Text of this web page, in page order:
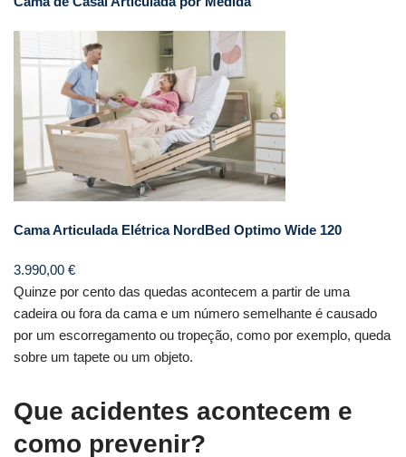
Cama Articulada Elétrica NordBed Optimo Wide 120
3.990,00 €
Quinze por cento das quedas acontecem a partir de uma
cadeira ou fora da cama e um número semelhante é causado
por um escorregamento ou tropeção, como por exemplo, queda
sobre um tapete ou um objeto.
Que acidentes acontecem e
como prevenir?